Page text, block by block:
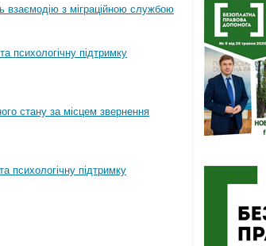
взаємодію з міграційною службою
психологічну підтримку
стану за місцем звернення
психологічну підтримку